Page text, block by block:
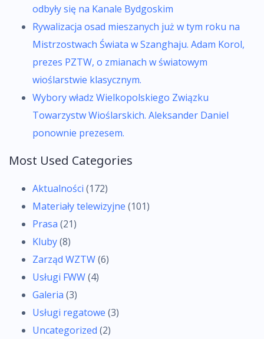
odbyły się na Kanale Bydgoskim
Rywalizacja osad mieszanych już w tym roku na
Mistrzostwach Świata w Szanghaju. Adam Korol,
prezes PZTW, o zmianach w światowym
wioślarstwie klasycznym.
Wybory władz Wielkopolskiego Związku
Towarzystw Wioślarskich. Aleksander Daniel
ponownie prezesem.
Most Used Categories
Aktualności (172)
Materiały telewizyjne (101)
Prasa (21)
Kluby(8)
Zarząd WZTW(6)
Usługi FWW(4)
Galeria (3)
Usługi regatowe (3)
Uncategorized (2)